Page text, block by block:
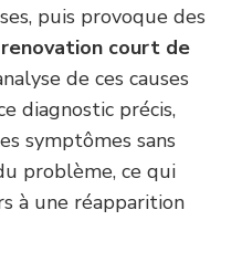
puis provoque des
renovation court de
de ces causes
diagnostic précis,
symptômes sans
problème, ce qui
à une réapparition